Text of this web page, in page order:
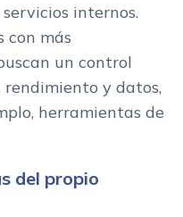
internos.
con más
un control
rendimiento y datos,
herramientas de
del propio